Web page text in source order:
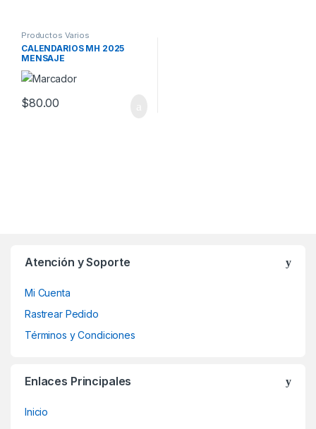
Productos Varios
CALENDARIOS MH 2025
MENSAJE
$80.00
Atención y Soporte
Mi Cuenta
Rastrear Pedido
Términos y Condiciones
Enlaces Principales
Inicio